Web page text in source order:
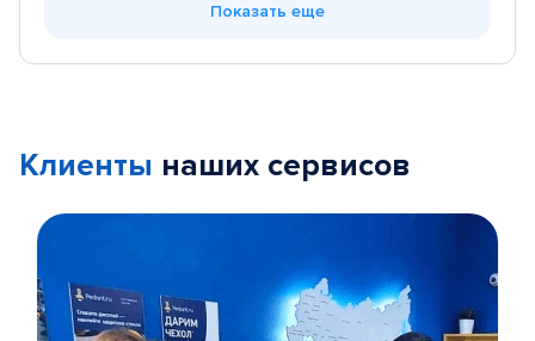
Показать еще
Клиенты наших сервисов